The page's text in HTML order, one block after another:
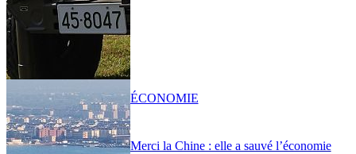
Merci la Chine : elle a sauvé l’économie
ÉCONOMIE